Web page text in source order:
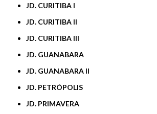
JD. CURITIBA I
JD. CURITIBA II
JD. CURITIBA III
JD. GUANABARA
JD. GUANABARA II
JD. PETRÓPOLIS
JD. PRIMAVERA